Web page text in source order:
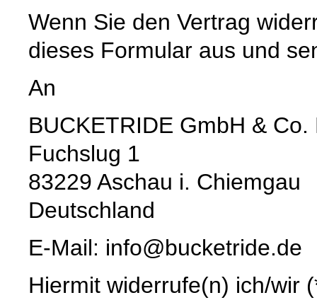
Wenn Sie den Vertrag
dieses Formular aus und
An
BUCKETRIDE GmbH & Co.
Fuchslug 1
83229 Aschau i. Chiemgau
Deutschland
E-Mail: info@bucketride.de
Hiermit widerrufe(n) ich/wir